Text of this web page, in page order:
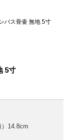
バス骨壷 無地 5寸
5寸
14.8cm